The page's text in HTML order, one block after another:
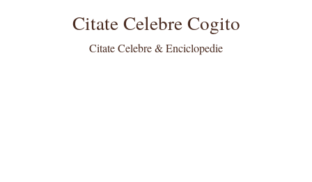
Citate Celebre Cogito
Citate Celebre & Enciclopedie